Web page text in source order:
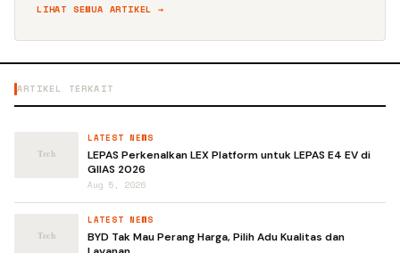
LIHAT SEMUA ARTIKEL →
ARTIKEL TERKAIT
LATEST NEWS
LEPAS Perkenalkan LEX Platform untuk LEPAS E4 EV di
GIIAS 2026
Aug 5, 2026
LATEST NEWS
BYD Tak Mau Perang Harga, Pilih Adu Kualitas dan